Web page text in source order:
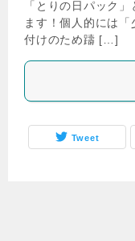
「とりの日パック
ます！個人的には
付けのため躊 […]
Tweet